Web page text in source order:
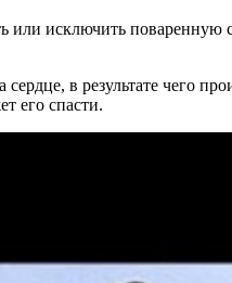
или исключить поваренную
в результате
его спасти.